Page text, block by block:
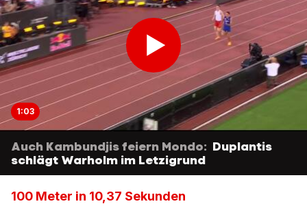
1:03
Auch Kambundjis feiern Mondo: Duplantis
schlägt Warholm im Letzigrund
100 Meter in 10,37 Sekunden